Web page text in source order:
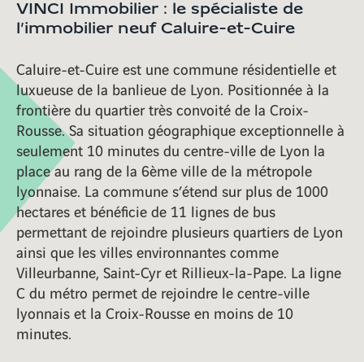
Ambérieu-en-Bugey
Décines-Charpieu
Lyon
VINCI Immobilier : le spécialiste de
l’immobilier neuf Caluire-et-Cuire
Caluire-et-Cuire est une commune résidentielle et
luxueuse de la banlieue de Lyon. Positionnée à la
frontière du quartier très convoité de la Croix-
Rousse. Sa situation géographique exceptionnelle à
seulement 10 minutes du centre-ville de Lyon la
place au rang de la 6ème ville de la métropole
lyonnaise. La commune s’étend sur plus de 1000
hectares et bénéficie de 11 lignes de bus
permettant de rejoindre plusieurs quartiers de Lyon
ainsi que les villes environnantes comme
Villeurbanne, Saint-Cyr et Rillieux-la-Pape. La ligne
C du métro permet de rejoindre le centre-ville
lyonnais et la Croix-Rousse en moins de 10
minutes.